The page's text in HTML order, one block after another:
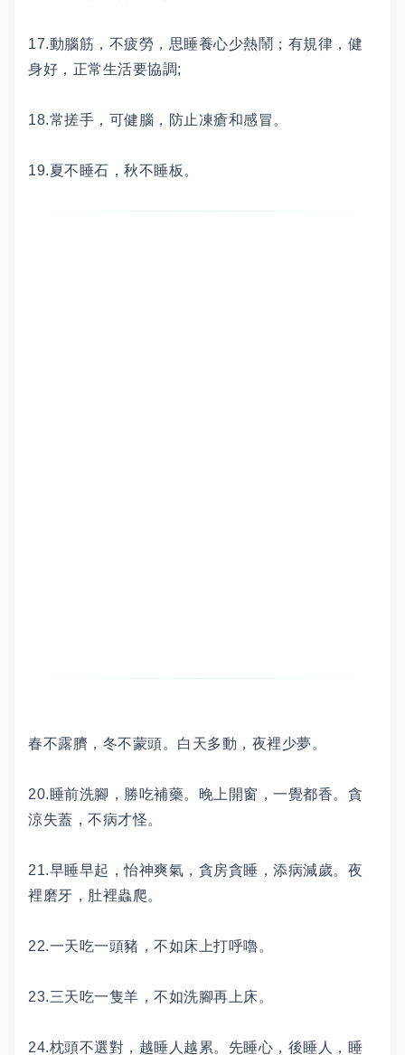
17.動腦筋，不疲勞，思睡養心少熱鬧；有規律，健
身好，正常生活要協調;
18.常搓手，可健腦，防止凍瘡和感冒。
19.夏不睡石，秋不睡板。
春不露臍，冬不蒙頭。白天多動，夜裡少夢。
20.睡前洗腳，勝吃補藥。晚上開窗，一覺都香。貪
涼失蓋，不病才怪。
21.早睡早起，怡神爽氣，貪房貪睡，添病減歲。夜
裡磨牙，肚裡蟲爬。
22.一天吃一頭豬，不如床上打呼嚕。
23.三天吃一隻羊，不如洗腳再上床。
24.枕頭不選對，越睡人越累。先睡心，後睡人，睡